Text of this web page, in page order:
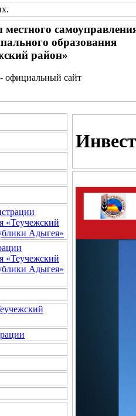
.
образования
район»
официальный сайт
«Теучежский
Адыгея»
«Теучежский
Адыгея»